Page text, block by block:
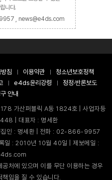
니다.
9957 , news@e4ds.com
침 이용약관
청소년보호정책
e4ds윤리강령
정정·반론보도
안내
가산퍼블릭 A동 1824호 | 사업자등
| 대표자 : 명세환
집인 : 명세환 | 전화 : 02-866-9957
일 : 2010년 10월 40일 | 제보메일 :
처에 있으며 이를 무단 이용하는 경우
임을 질 수 있습니다.